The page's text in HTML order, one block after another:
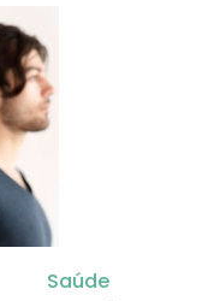
Saúde